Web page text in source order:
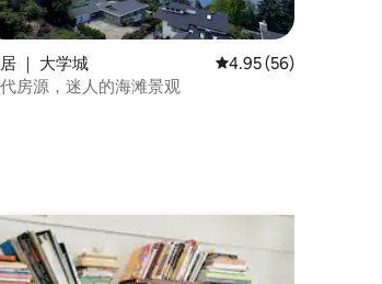
满分 5 分），共 347 条评价
｜ 大学城 平均评分 4.95 分（满
4.95 (56)
房源，迷人的海滩景观